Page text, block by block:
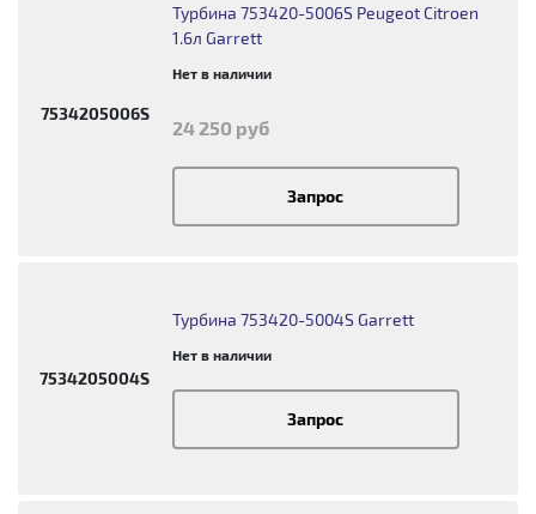
7534205006S
Турбина 753420-5006S Peugeot Citroen
1.6л Garrett
Нет в наличии
24 250 руб
Запрос
7534205004S
Турбина 753420-5004S Garrett
Нет в наличии
Запрос